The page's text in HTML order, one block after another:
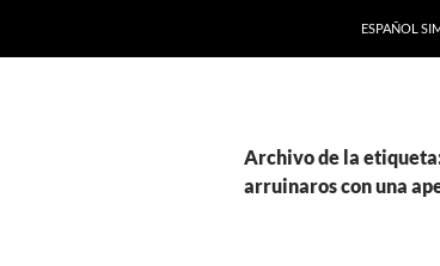
ESPAÑOL
Archivo de la
arruinaros con una